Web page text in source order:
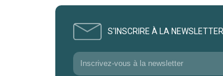
S'INSCRIRE À LA NEWSLETTER